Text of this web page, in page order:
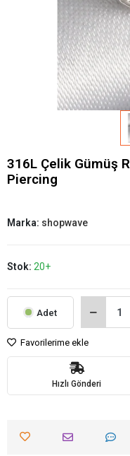
316L Çelik Gümüş
Piercing
Marka: shopwave
Stok: 20+
Adet
Favorilerime ekle
Hızlı Gönderi